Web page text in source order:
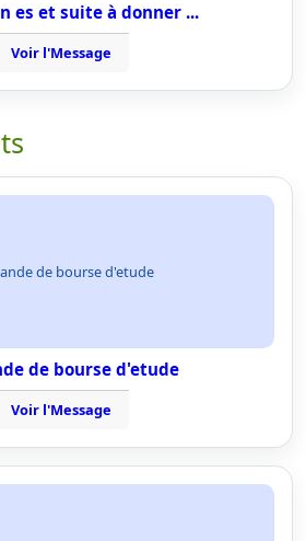
es et suite à donner ...
Voir l'Message
de bourse d'etude
de bourse d'etude
Voir l'Message